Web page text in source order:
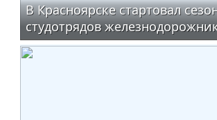
В Красноярске стартовал
студотрядов